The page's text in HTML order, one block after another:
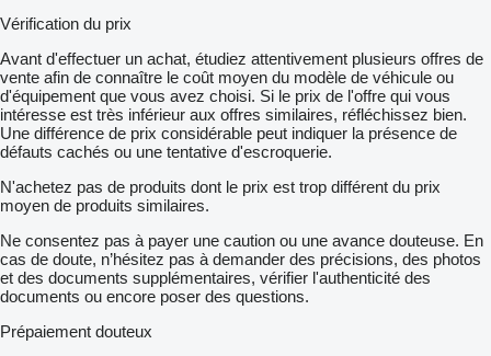
Vérification du prix
Avant d'effectuer un achat, étudiez attentivement plusieurs offres de
vente afin de connaître le coût moyen du modèle de véhicule ou
d'équipement que vous avez choisi. Si le prix de l'offre qui vous
intéresse est très inférieur aux offres similaires, réfléchissez bien.
Une différence de prix considérable peut indiquer la présence de
défauts cachés ou une tentative d'escroquerie.
N'achetez pas de produits dont le prix est trop différent du prix
moyen de produits similaires.
Ne consentez pas à payer une caution ou une avance douteuse. En
cas de doute, n’hésitez pas à demander des précisions, des photos
et des documents supplémentaires, vérifier l'authenticité des
documents ou encore poser des questions.
Prépaiement douteux